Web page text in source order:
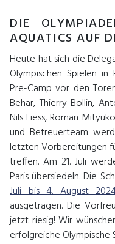
DIE
AQUATICS AUF
Heute hat sich die
Olympischen Spielen
Pre-Camp vor den
Behar, Thierry Bollin,
Nils Liess, Roman
und Betreuerteam
letzten Vorbereitungen
treffen. Am 21. Juli
Paris übersiedeln. Die
Juli bis 4. August
ausgetragen. Die
jetzt riesig! Wir
erfolgreiche Olympische